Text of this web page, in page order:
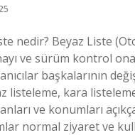
nedir? Beyaz Liste
ve sürüm kontrol
başkalarının
listeleme, kara
ve konumları
normal ziyaret ve